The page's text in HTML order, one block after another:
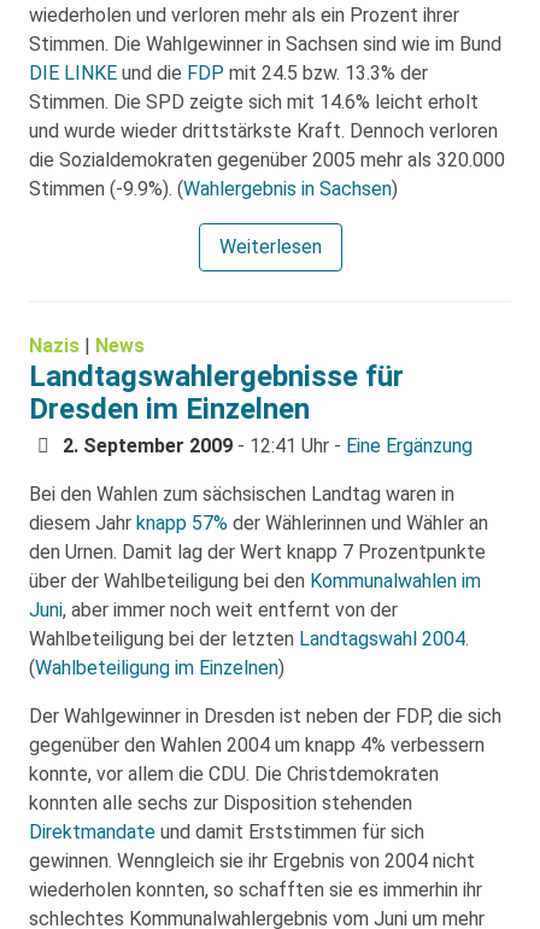
wiederholen und verloren mehr als ein Prozent ihrer
Stimmen. Die Wahlgewinner in Sachsen sind wie im Bund
DIE LINKE und die FDP mit 24.5 bzw. 13.3% der
Stimmen. Die SPD zeigte sich mit 14.6% leicht erholt
und wurde wieder drittstärkste Kraft. Dennoch verloren
die Sozialdemokraten gegenüber 2005 mehr als 320.000
Stimmen (-9.9%). (Wahlergebnis in Sachsen)
Weiterlesen
Nazis News
Landtagswahlergebnisse für
Dresden im Einzelnen
2. September 2009 - 12:41 Uhr - Eine Ergänzung
Bei den Wahlen zum sächsischen Landtag waren in
diesem Jahr knapp 57% der Wählerinnen und Wähler an
den Urnen. Damit lag der Wert knapp 7 Prozentpunkte
über der Wahlbeteiligung bei den Kommunalwahlen im
Juni, aber immer noch weit entfernt von der
Wahlbeteiligung bei der letzten Landtagswahl 2004.
(Wahlbeteiligung im Einzelnen)
Der Wahlgewinner in Dresden ist neben der FDP, die sich
gegenüber den Wahlen 2004 um knapp 4% verbessern
konnte, vor allem die CDU. Die Christdemokraten
konnten alle sechs zur Disposition stehenden
Direktmandate und damit Erststimmen für sich
gewinnen. Wenngleich sie ihr Ergebnis von 2004 nicht
wiederholen konnten, so schafften sie es immerhin ihr
schlechtes Kommunalwahlergebnis vom Juni um mehr